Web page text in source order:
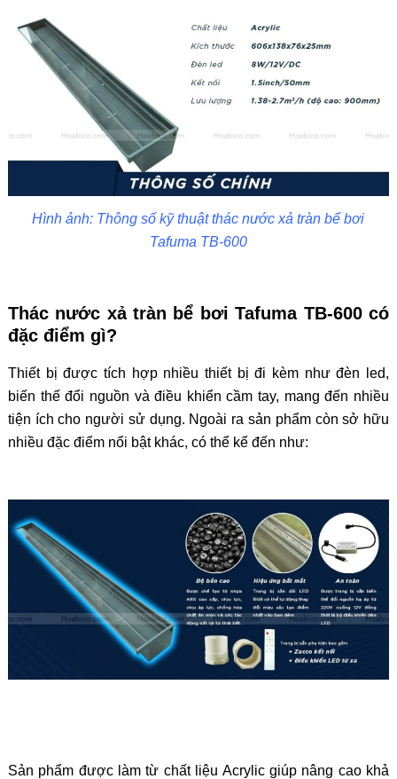
Hình ảnh: Thông số kỹ thuật thác nước xả tràn bể bơi
Tafuma TB-600
Thác nước xả tràn bể bơi Tafuma TB-600 có
đặc điểm gì?
Thiết bị được tích hợp nhiều thiết bị đi kèm như đèn led,
biến thế đổi nguồn và điều khiển cầm tay, mang đến nhiều
tiện ích cho người sử dụng. Ngoài ra sản phẩm còn sở hữu
nhiều đặc điểm nổi bật khác, có thể kể đến như:
Sản phẩm được làm từ chất liệu Acrylic giúp nâng cao khả